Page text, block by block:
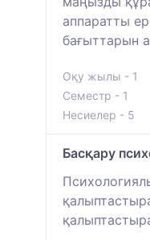
аппаратты
бағыттарын
Оқу жылы - 1
Семестр - 1
Несиелер - 5
Басқару